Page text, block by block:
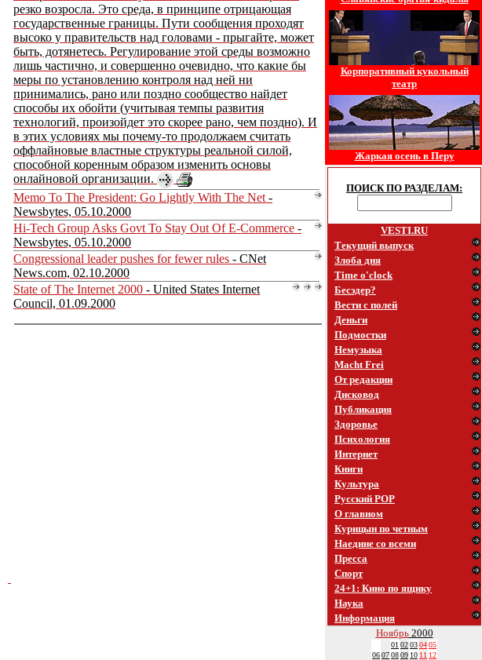
резко возросла. Это среда, в принципе отрицающая
государственные границы. Пути сообщения проходят
высоко у правительств над головами - прыгайте, может
быть, дотянетесь. Регулирование этой среды возможно
лишь частично, и совершенно очевидно, что какие бы
меры по установлению контроля над ней ни
принимались, рано или поздно сообщество найдет
способы их обойти (учитывая темпы развития
технологий, произойдет это скорее рано, чем поздно). И
в этих условиях мы почему-то продолжаем считать
оффлайновые властные структуры реальной силой,
способной коренным образом изменить основы
онлайновой организации.
Memo To The President: Go Lightly With The Net -
Newsbytes, 05.10.2000
Hi-Tech Group Asks Govt To Stay Out Of E-Commerce -
Newsbytes, 05.10.2000
Congressional leader pushes for fewer rules - CNet
News.com, 02.10.2000
State of The Internet 2000 - United States Internet
Council, 01.09.2000
Корпоративный кукольный
театр
Жаркая осень в Перу
ПОИСК ПО РАЗДЕЛАМ:
VESTI.RU
Текущий выпуск
Злоба дня
Time o'clock
Бесэдер?
Вести с полей
Деньги
Подмостки
Немузыка
Macht Frei
От редакции
Дисковод
Публикация
Здоровье
Психология
Интернет
Книги
Культура
Русский POP
О главном
Курицын по четным
Наедине со всеми
Пресса
Спорт
24+1: Кино по ящику
Наука
Информация
Ноябрь2000
01 02030405
06070809 10 11 12